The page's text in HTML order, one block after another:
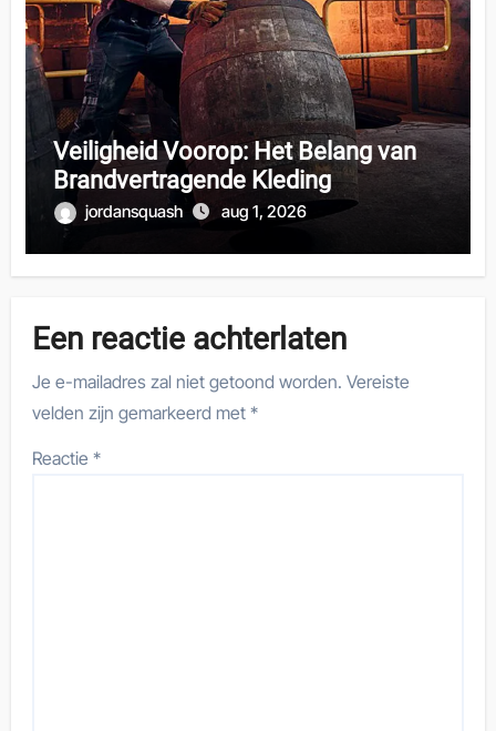
Veiligheid Voorop: Het Belang van
Brandvertragende Kleding
jordansquash aug 1, 2026
Een reactie achterlaten
Je e-mailadres zal niet getoond worden. Vereiste
velden zijn gemarkeerd met*
Reactie*